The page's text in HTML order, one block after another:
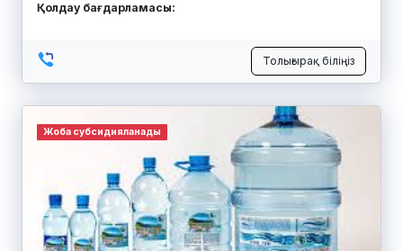
Қолдау бағдарламасы:
Толығырақ біліңіз
Жоба субсидияланады